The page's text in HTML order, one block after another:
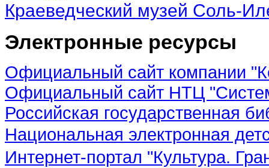
Краеведческий музей Соль-
Электронные ресурсы
Официальный сайт компании
Официальный сайт НТЦ
Российская государственная
Национальная электронная
Интернет-портал "Культура.